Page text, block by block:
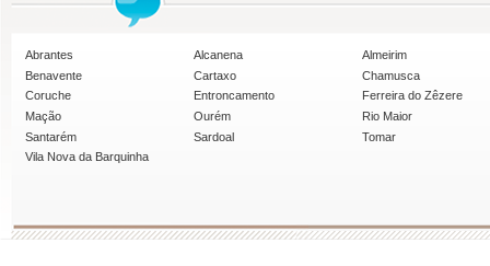
Abrantes Alcanena
Almeirim
Benavente
Cartaxo
Chamusca
Coruche
Entroncamento
Ferreira do Zêzere
Mação
Ourém
Rio Maior
Santarém
Sardoal
Tomar
Vila Nova da Barquinha